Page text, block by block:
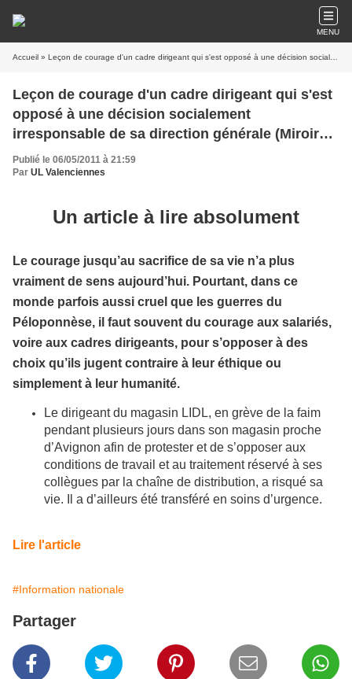
MENU
Accueil » Leçon de courage d'un cadre dirigeant qui s'est opposé à une décision socialement irresponsable de sa direction générale (Miroir social)
Leçon de courage d'un cadre dirigeant qui s'est
opposé à une décision socialement
irresponsable de sa direction générale (Miroir
social)
Publié le 06/05/2011 à 21:59
Par UL Valenciennes
Un article à lire absolument
Le courage jusqu’au sacrifice de sa vie n’a plus
vraiment de sens aujourd’hui. Pourtant, dans ce
monde parfois aussi cruel que les guerres du
Péloponnèse, il faut souvent du courage aux salariés,
voire aux cadres dirigeants, pour s’opposer à des
choix qu’ils jugent contraire à leur éthique ou
simplement à leur humanité.
Le dirigeant du magasin LIDL, en grève de la faim
pendant plusieurs jours dans son magasin proche
d’Avignon afin de protester et de s’opposer aux
conditions de travail et au traitement réservé à ses
collègues par la chaîne de distribution, a risqué sa
vie. Il a d’ailleurs été transféré en soins d’urgence.
Lire l'article
#Information nationale
Partager